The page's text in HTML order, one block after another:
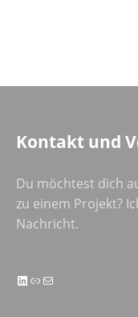
Kontakt und
Du möchtest dich
zu einem Projekt?
Nachricht.
LinkedIn
LinkE-Mail